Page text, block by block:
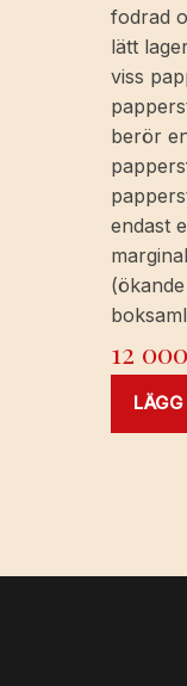
fodrad
lätt
viss
berör
endast
12 000